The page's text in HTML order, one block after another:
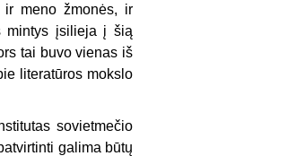
ir meno žmonės, ir
mintys įsilieja į šią
tai buvo vienas iš
literatūros mokslo
sovietmečio
galima būtų